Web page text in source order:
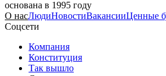
основана в 1995 году
О насЛюдиНовостиВакансииЦенные
Соцсети
Компания
Конституция
Так вышло